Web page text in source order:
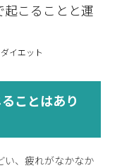
こることと運
ダイエット
ことはあり
い、疲れがなかなか